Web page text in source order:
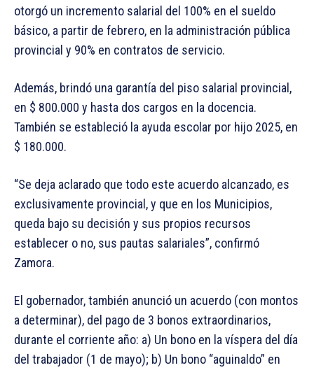
otorgó un incremento salarial del 100% en el sueldo
básico, a partir de febrero, en la administración pública
provincial y 90% en contratos de servicio.
Además, brindó una garantía del piso salarial provincial,
en $ 800.000 y hasta dos cargos en la docencia.
También se estableció la ayuda escolar por hijo 2025, en
$ 180.000.
“Se deja aclarado que todo este acuerdo alcanzado, es
exclusivamente provincial, y que en los Municipios,
queda bajo su decisión y sus propios recursos
establecer o no, sus pautas salariales”, confirmó
Zamora.
El gobernador, también anunció un acuerdo (con montos
a determinar), del pago de 3 bonos extraordinarios,
durante el corriente año: a) Un bono en la víspera del día
del trabajador (1 de mayo); b) Un bono “aguinaldo” en